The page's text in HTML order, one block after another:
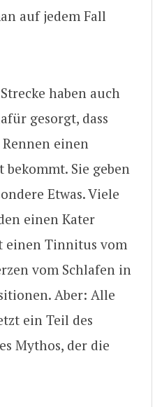
auf jedem Fall
haben auch
gesorgt, dass
einen
Sie geben
Etwas. Viele
einen Kater
einen Tinnitus vom
vom Schlafen in
Aber: Alle
ein Teil des
Mythos, der die